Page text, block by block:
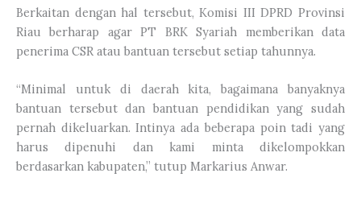
Berkaitan dengan hal tersebut, Komisi III DPRD Provinsi
Riau berharap agar PT BRK Syariah memberikan data
penerima CSR atau bantuan tersebut setiap tahunnya.
“Minimal untuk di daerah kita, bagaimana banyaknya
bantuan tersebut dan bantuan pendidikan yang sudah
pernah dikeluarkan. Intinya ada beberapa poin tadi yang
harus dipenuhi dan kami minta dikelompokkan
berdasarkan kabupaten,” tutup Markarius Anwar.